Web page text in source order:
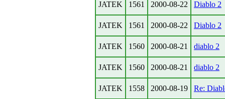
JATEK 1561 2000-08-22 Diablo 2
JATEK 1561 2000-08-22 Diablo 2
JATEK 1560 2000-08-21 diablo 2
JATEK 1560 2000-08-21 diablo 2
JATEK 1558 2000-08-19 Re: